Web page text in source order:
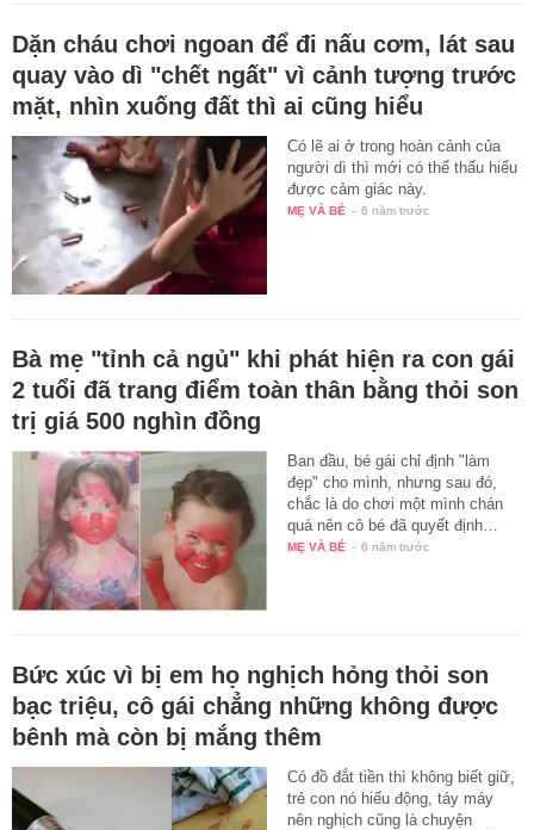
Dặn cháu chơi ngoan để đi nấu cơm, lát sau
quay vào dì "chết ngất" vì cảnh tượng trước
mặt, nhìn xuống đất thì ai cũng hiểu
Có lẽ ai ở trong hoàn cảnh của
người dì thì mới có thể thấu hiểu
được cảm giác này.
MẸ VÀ BÉ - 6 năm trước
Bà mẹ "tỉnh cả ngủ" khi phát hiện ra con gái
2 tuổi đã trang điểm toàn thân bằng thỏi son
trị giá 500 nghìn đồng
Ban đầu, bé gái chỉ định "làm
đẹp" cho mình, nhưng sau đó,
chắc là do chơi một mình chán
quá nên cô bé đã quyết định…
MẸ VÀ BÉ - 6 năm trước
Bức xúc vì bị em họ nghịch hỏng thỏi son
bạc triệu, cô gái chẳng những không được
bênh mà còn bị mắng thêm
Có đồ đắt tiền thì không biết giữ,
trẻ con nó hiếu động, táy máy
nên nghịch cũng là chuyện